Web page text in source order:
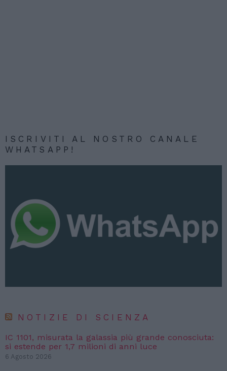
ISCRIVITI AL NOSTRO CANALE
WHATSAPP!
NOTIZIE DI SCIENZA
IC 1101, misurata la galassia più grande conosciuta:
si estende per 1,7 milioni di anni luce
6 Agosto 2026